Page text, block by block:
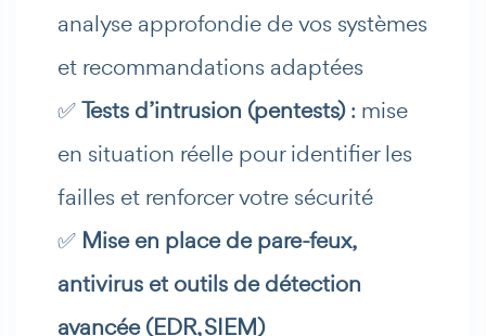
analyse approfondie de vos systèmes
et recommandations adaptées
✅Tests d’intrusion (pentests): mise
en situation réelle pour identifier les
failles et renforcer votre sécurité
✅ Mise en place de pare-feux,
antivirus et outils de détection
avancée (EDR, SIEM)